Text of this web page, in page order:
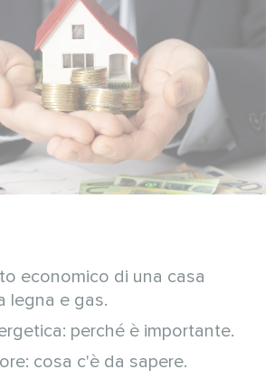
economico di una casa
legna e gas.
perché è importante.
cosa c'è da sapere.